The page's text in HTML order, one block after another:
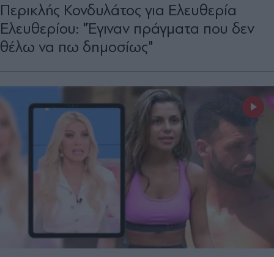
Περικλής Κονδυλάτος για Ελευθερία
Ελευθερίου: "Έγιναν πράγματα που δεν
θέλω να πω δημοσίως"